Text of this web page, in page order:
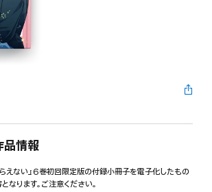
品情報
えない』6巻初回限定版の付録小冊子を電子化したもの
なります。ご注意ください。